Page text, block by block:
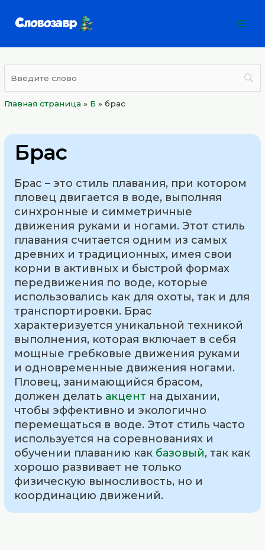
Главная страница » Б »брас
Брас
Брас – это стиль плавания, при котором
пловец двигается в воде, выполняя
синхронные и симметричные
движения руками и ногами. Этот стиль
плавания считается одним из самых
древних и традиционных, имея свои
корни в активных и быстрой формах
передвижения по воде, которые
использовались как для охоты, так и для
транспортировки. Брас
характеризуется уникальной техникой
выполнения, которая включает в себя
мощные гребковые движения руками
и одновременные движения ногами.
Пловец, занимающийся брасом,
должен делать акцент на дыхании,
чтобы эффективно и экологично
перемещаться в воде. Этот стиль часто
используется на соревнованиях и
обучении плаванию как базовый, так как
хорошо развивает не только
физическую выносливость, но и
координацию движений.